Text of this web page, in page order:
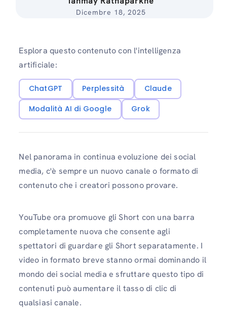
Dicembre 18, 2025
Esplora questo contenuto con l'intelligenza
artificiale:
ChatGPT Perplessità
Claude
Modalità AI di Google
Grok
Nel panorama in continua evoluzione dei social
media, c'è sempre un nuovo canale o formato di
contenuto che i creatori possono provare.
YouTube ora promuove gli Short con una barra
completamente nuova che consente agli
spettatori di guardare gli Short separatamente. I
video in formato breve stanno ormai dominando il
mondo dei social media e sfruttare questo tipo di
contenuti può aumentare il tasso di clic di
qualsiasi canale.